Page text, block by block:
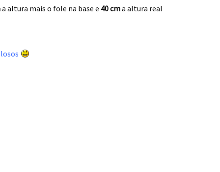
a altura mais o fole na base e 40 cma altura real